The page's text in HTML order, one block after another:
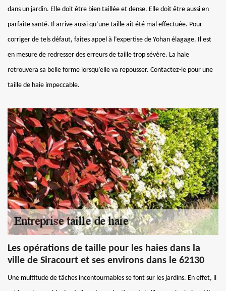
dans un jardin. Elle doit être bien taillée et dense. Elle doit être aussi en
parfaite santé. Il arrive aussi qu’une taille ait été mal effectuée. Pour
corriger de tels défaut, faites appel à l’expertise de Yohan élagage. Il est
en mesure de redresser des erreurs de taille trop sévère. La haie
retrouvera sa belle forme lorsqu’elle va repousser. Contactez-le pour une
taille de haie impeccable.
Les opérations de taille pour les haies dans la
ville de Siracourt et ses environs dans le 62130
Une multitude de tâches incontournables se font sur les jardins. En effet, il